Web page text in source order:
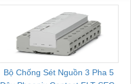
Bộ Chống Sét Nguồn 3 Pha 5